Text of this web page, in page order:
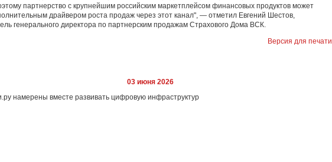
партнерство с крупнейшим российским маркетплейсом финансовых продуктов может
драйвером роста продаж через этот канал", — отметил Евгений Шестов,
генерального директора по партнерским продажам Страхового Дома ВСК.
Версия для печати
03 июня 2026
намерены вместе развивать цифровую инфраструктур